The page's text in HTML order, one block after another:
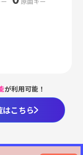
が利用可能！
はこちら